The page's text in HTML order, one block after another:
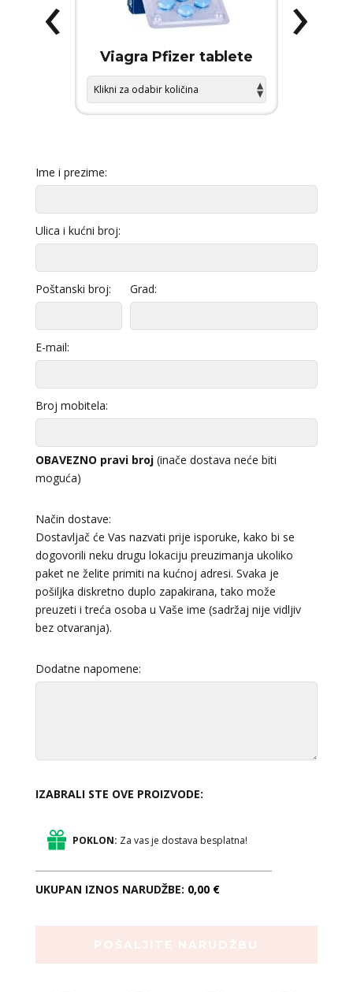
Viagra Pfizer tablete
Ime i prezime:
Ulica i kućni broj:
Poštanski broj: Grad:
E-mail:
Broj mobitela:
OBAVEZNO pravi broj(inače dostava neće biti
moguća)
Način dostave:
Dostavljač će Vas nazvati prije isporuke, kako bi se
dogovorili neku drugu lokaciju preuzimanja ukoliko
paket ne želite primiti na kućnoj adresi. Svaka je
pošiljka diskretno duplo zapakirana, tako može
preuzeti i treća osoba u Vaše ime (sadržaj nije vidljiv
bez otvaranja).
Dodatne napomene:
IZABRALI STE OVE PROIZVODE:
POKLON: Za vas je dostava besplatna!
UKUPAN IZNOS NARUDŽBE: 0,00 €